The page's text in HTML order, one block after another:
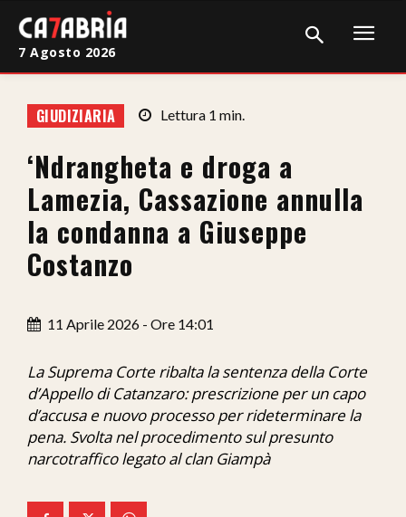
Cronaca
Giudiziaria
Politica
Sport
Sanità
Economia
Ita-Mondo
C7 Play
We Calabria
7 Agosto 2026
GIUDIZIARIA Lettura 1 min.
‘Ndrangheta e droga a
Lamezia, Cassazione annulla
la condanna a Giuseppe
Costanzo
11 Aprile 2026 - Ore 14:01
La Suprema Corte ribalta la sentenza della Corte
d’Appello di Catanzaro: prescrizione per un capo
d’accusa e nuovo processo per rideterminare la
pena. Svolta nel procedimento sul presunto
narcotraffico legato al clan Giampà